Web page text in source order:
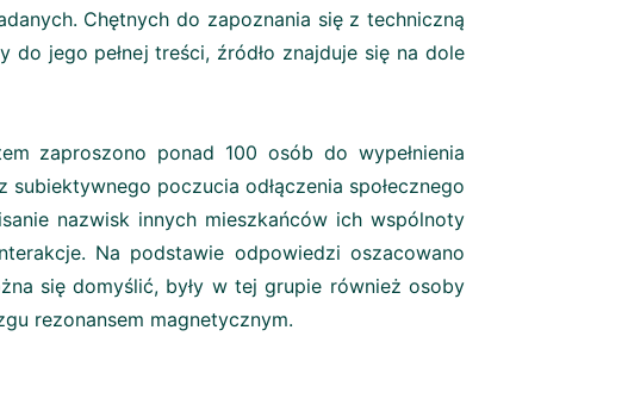
Chętnych do zapoznania się z techniczną
do jego pełnej treści, źródło znajduje się na dole
zaproszono ponad 100 osób do wypełnienia
poczucia odłączenia społecznego
nazwisk innych mieszkańców ich wspólnoty
Na podstawie odpowiedzi oszacowano
się domyślić, były w tej grupie również osoby
rezonansem magnetycznym.